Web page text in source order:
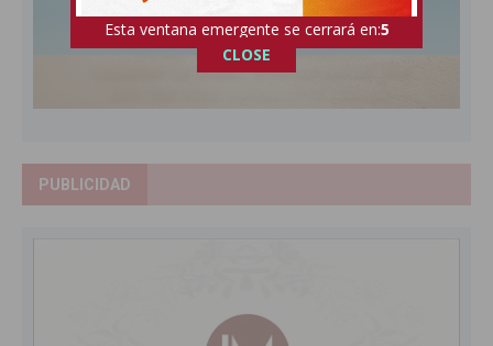
PUBLICIDAD
Esta ventana emergente se cerrará en:4
CLOSE